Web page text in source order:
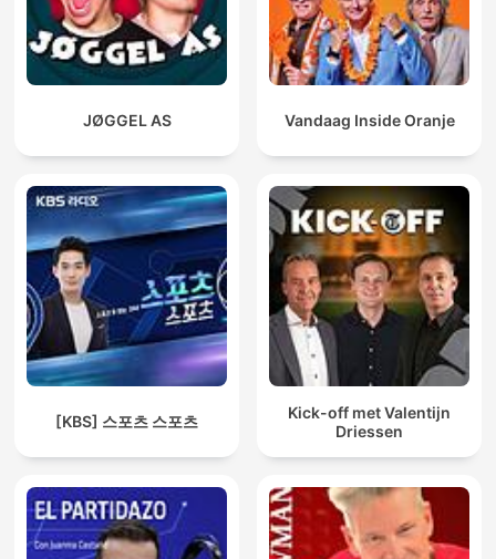
JØGGEL AS Vandaag Inside Oranje
[KBS] 스포츠 스포츠
Kick-off met Valentijn
Driessen